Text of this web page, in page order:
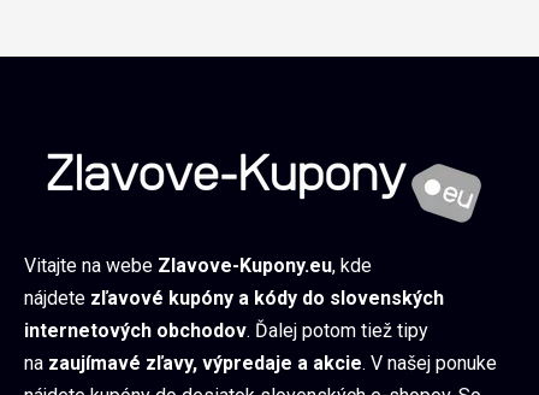
Vitajte na webe Zlavove-Kupony.eu, kde
nájdete zľavové kupóny a kódy do slovenských
internetových obchodov. Ďalej potom tiež tipy
na zaujímavé zľavy, výpredaje a akcie. V našej ponuke